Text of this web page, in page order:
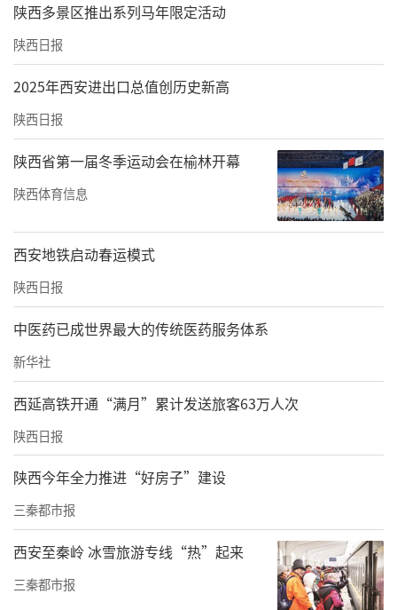
陕西多景区推出系列马年限定活动
陕西日报
2025年西安进出口总值创历史新高
陕西日报
陕西省第一届冬季运动会在榆林开幕
陕西体育信息
西安地铁启动春运模式
陕西日报
中医药已成世界最大的传统医药服务体系
新华社
西延高铁开通“满月”累计发送旅客63万人次
陕西日报
陕西今年全力推进“好房子”建设
三秦都市报
西安至秦岭 冰雪旅游专线“热”起来
三秦都市报